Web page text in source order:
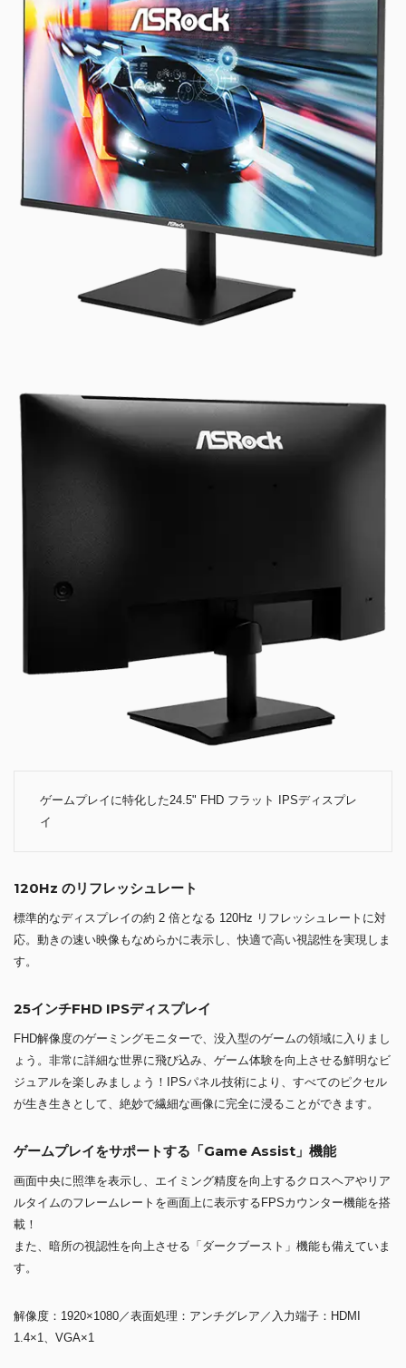
ゲームプレイに特化した24.5" FHD フラット IPSディスプレ
イ
120Hz のリフレッシュレート
標準的なディスプレイの約 2 倍となる 120Hz リフレッシュレートに対
応。動きの速い映像もなめらかに表示し、快適で高い視認性を実現しま
す。
25インチFHD IPSディスプレイ
FHD解像度のゲーミングモニターで、没入型のゲームの領域に入りまし
ょう。非常に詳細な世界に飛び込み、ゲーム体験を向上させる鮮明なビ
ジュアルを楽しみましょう！IPSパネル技術により、すべてのピクセル
が生き生きとして、絶妙で繊細な画像に完全に浸ることができます。
ゲームプレイをサポートする「Game Assist」機能
画面中央に照準を表示し、エイミング精度を向上するクロスヘアやリア
ルタイムのフレームレートを画面上に表示するFPSカウンター機能を搭
載！
また、暗所の視認性を向上させる「ダークブースト」機能も備えていま
す。
解像度：1920×1080／表面処理：アンチグレア／入力端子：HDMI
1.4×1、VGA×1